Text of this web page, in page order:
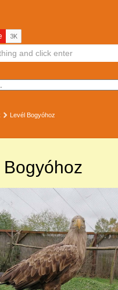
Levél Bogyóhoz
Bogyóhoz